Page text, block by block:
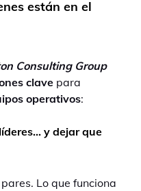
están en el
Consulting Group
clave para
operativos:
y dejar que
Lo que funciona